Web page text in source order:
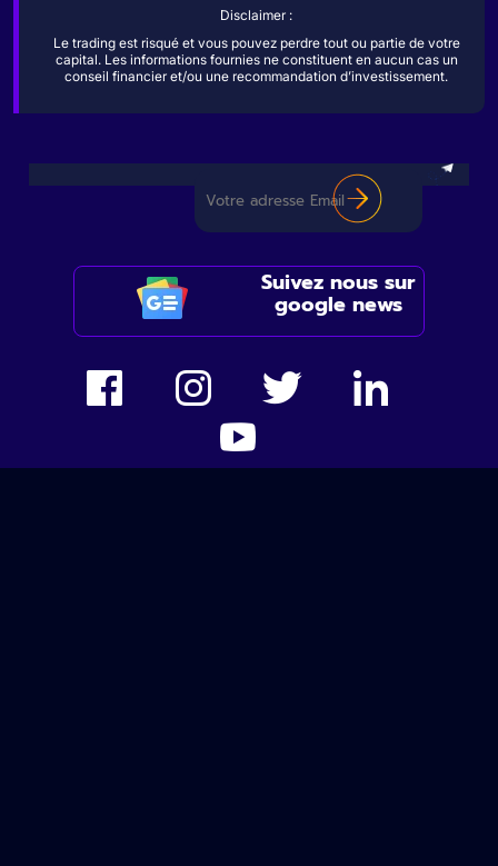
Disclaimer :
Le trading est risqué et vous pouvez perdre tout ou partie de votre
capital. Les informations fournies ne constituent en aucun cas un
conseil financier et/ou une recommandation d’investissement.
Suivez nous sur
google news